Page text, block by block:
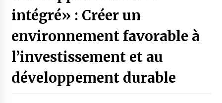
Carte Chiffa : Mise à jour au niveau des
6 jours ago
La Gendarmerie nationale lance ses comptes
officiels sur les réseaux sociaux
1 semaine ago
intégré» : Créer un
environnement favorable à
l’investissement et au
développement durable